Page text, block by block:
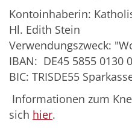
Kontoinhaberin:
Hl. Edith Stein
Verwendungszweck:
IBAN: DE45 5855 0130
BIC: TRISDE55
Informationen zum
sich hier.